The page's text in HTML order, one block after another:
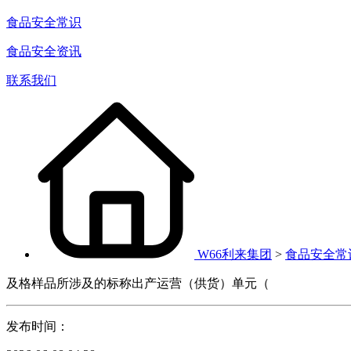
食品安全常识
食品安全资讯
联系我们
W66利来集团 > 食品安全常
及格样品所涉及的标称出产运营（供货）单元（
发布时间：